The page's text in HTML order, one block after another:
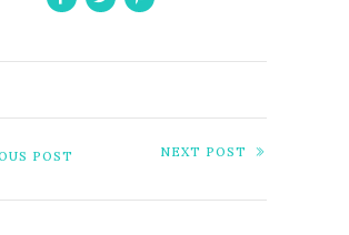
POST NEXT POST